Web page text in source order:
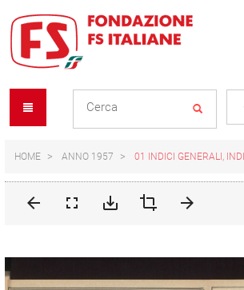
content
navigation
menu
HOME ANNO 1957 01 INDICI GENERALI,